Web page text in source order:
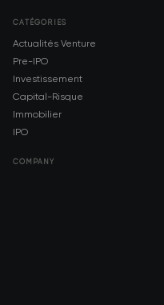
CATÉGORIES
Actualités Venture
Pre-IPO
Investissement
Capital-Risque
Immobilier
IPO
COMPANY